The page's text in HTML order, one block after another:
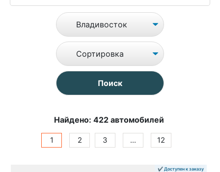
Найдено: 422 автомобилей
1 2 3 ... 12
✔ Доступен к заказу